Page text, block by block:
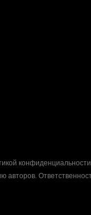
конфиденциальности
авторов.